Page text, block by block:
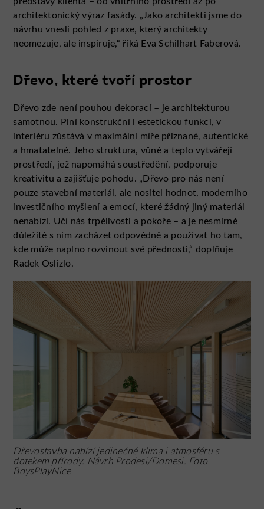
architektonický výraz fasády. „Jako architekti jsme do
návrhu vnesli pohled z praxe, který architekty
neomezuje, ale inspiruje,“ říká Eva Schilhart Faberová.
Dřevo, které tvoří prostor
Dřevo zde není pouhou dekorací – je architekturou
samotnou. Plní konstrukční i estetickou funkci, v
interiéru zůstává v maximální míře přiznané, autentické
a hmatatelné. Jeho struktura, vůně a teplo vytvářejí
prostředí, jež napomáhá soustředění, podporuje
kreativitu a zajišťuje pohodu. „Dřevo pro nás není
pouze stavební materiál, ale nositel hodnot, moderního
investičního myšlení a emocí, které žádný jiný materiál
nenabízí. Učí nás trpělivosti a pokoře – a je nesmírně
důležité s ním zacházet odpovědně a používat ho tam,
kde může naplno rozvinout své přednosti,“ doplňuje
Radek Oslizlo.
Dřevostavba nabízí jedinečné klima i atmosféru s
dotekem přírody. Návrh Prodesi/Domesi. Foto
BoysPlayNice